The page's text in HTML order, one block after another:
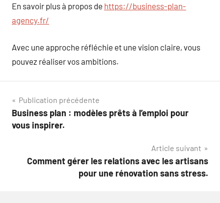
En savoir plus à propos de https://business-plan-
agency.fr/
Avec une approche réfléchie et une vision claire, vous
pouvez réaliser vos ambitions.
Navigation
de
Publication précédente
Business plan : modèles prêts à l’emploi pour
vous inspirer.
Article suivant
Comment gérer les relations avec les artisans
pour une rénovation sans stress.